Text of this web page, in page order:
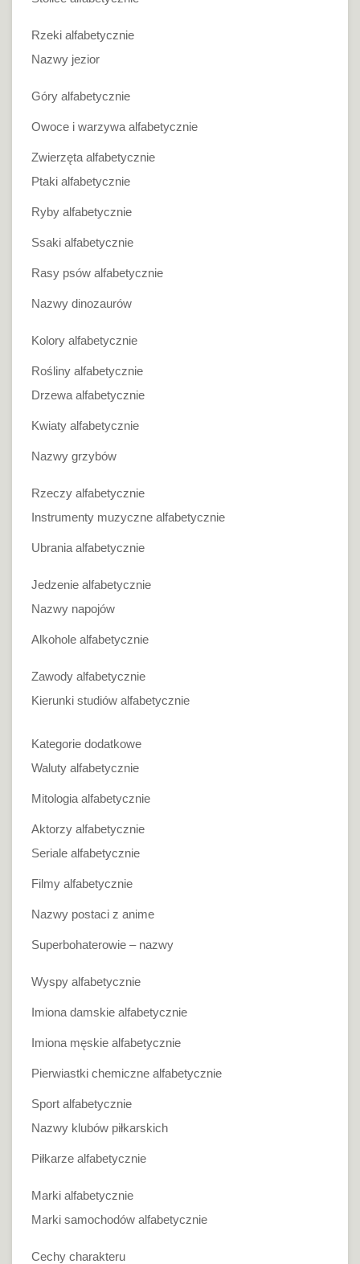
Rzeki alfabetycznie
Nazwy jezior
Góry alfabetycznie
Owoce i warzywa alfabetycznie
Zwierzęta alfabetycznie
Ptaki alfabetycznie
Ryby alfabetycznie
Ssaki alfabetycznie
Rasy psów alfabetycznie
Nazwy dinozaurów
Kolory alfabetycznie
Rośliny alfabetycznie
Drzewa alfabetycznie
Kwiaty alfabetycznie
Nazwy grzybów
Rzeczy alfabetycznie
Instrumenty muzyczne alfabetycznie
Ubrania alfabetycznie
Jedzenie alfabetycznie
Nazwy napojów
Alkohole alfabetycznie
Zawody alfabetycznie
Kierunki studiów alfabetycznie
Kategorie dodatkowe
Waluty alfabetycznie
Mitologia alfabetycznie
Aktorzy alfabetycznie
Seriale alfabetycznie
Filmy alfabetycznie
Nazwy postaci z anime
Superbohaterowie – nazwy
Wyspy alfabetycznie
Imiona damskie alfabetycznie
Imiona męskie alfabetycznie
Pierwiastki chemiczne alfabetycznie
Sport alfabetycznie
Nazwy klubów piłkarskich
Piłkarze alfabetycznie
Marki alfabetycznie
Marki samochodów alfabetycznie
Cechy charakteru